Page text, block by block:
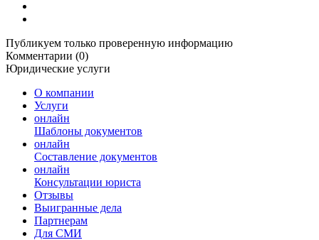
Публикуем только проверенную информацию
Комментарии (0)
Юридические услуги
О компании
Услуги
онлайн
Шаблоны документов
онлайн
Составление документов
онлайн
Консультации юриста
Отзывы
Выигранные дела
Партнерам
Для СМИ